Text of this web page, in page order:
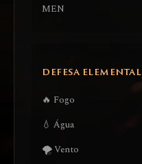
MEN
DEFESA ELEMENTAL
🔥 Fogo
💧 Água
🌪️ Vento